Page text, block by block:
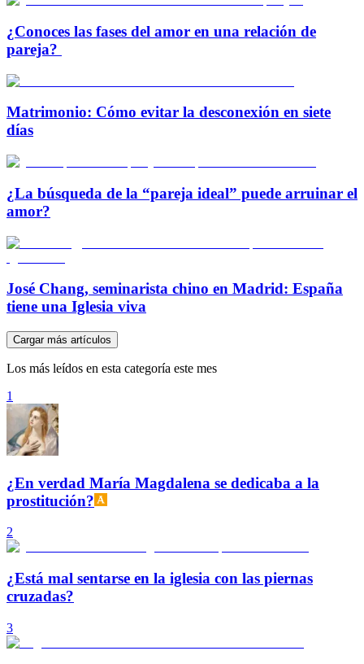
¿Conoces las fases del amor en una relación de
pareja?
Matrimonio: Cómo evitar la desconexión en siete
días
¿La búsqueda de la “pareja ideal” puede arruinar el
amor?
José Chang, seminarista chino en Madrid: España
tiene una Iglesia viva
Cargar más artículos
Los más leídos en esta categoría este mes
1
¿En verdad María Magdalena se dedicaba a la
prostitución?
2
¿Está mal sentarse en la iglesia con las piernas
cruzadas?
3